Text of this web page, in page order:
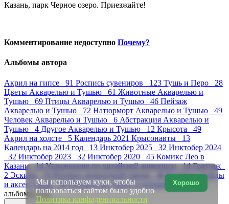
Казань, парк Черное озеро. Приезжайте!
Комментирование недоступно Почему?
Альбомы автора
Акрил на гипсе 91 Роспись сувениров 123 Тушь и Перо 28
Цветы Акварелью и Тушью 61 Животные Акварелью и
Тушью 69 Птицы Акварелью и Тушью 46 Пейзаж
Акварелью и Тушью 72 Натюрморт Акварелью и Тушью 49
Человек Акварелью и Тушью 6 Абстракция Акварелью и
Тушью 4 Другое Акварелью и Тушью 12 Крысота 49
Акрил на холсте 5 Календарь 2021 Крысонавты 13
Календарь на 2014 год 13 Инктобер 2025 32 Инктобер 2024
32 Инктобер 2023 32 Инктобер 2020 45 Комикс Лео в
Казани 14Упражнения по китайской живописи 14Граттаж
2 Эскизы 33 Роспись эпоксидной смолы 40Роспись одежды
и аксессуаров 26Роспись по стеклу и керамике 16Ещё
альбомы (23)
Хорошо
Мы используем куки, чтобы
пользоваться сайтом было удобно
Политика конфиденциальности